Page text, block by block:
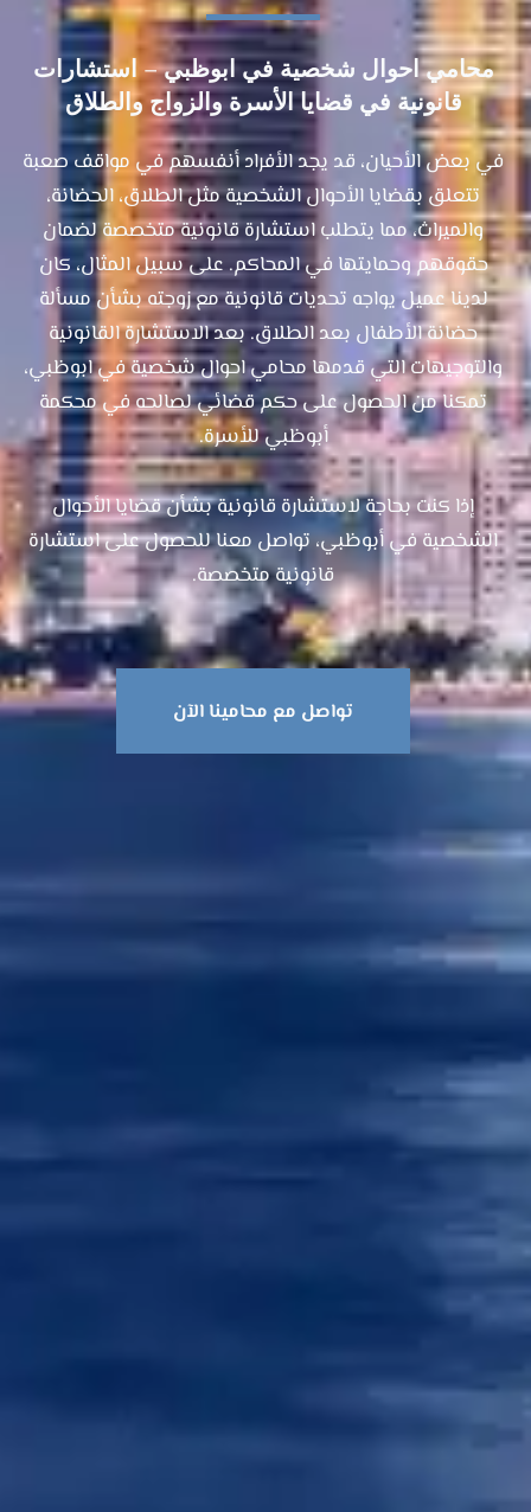
محامي احوال شخصية في ابوظبي – استشارات
قانونية في قضايا الأسرة والزواج والطلاق
في بعض الأحيان، قد يجد الأفراد أنفسهم في مواقف صعبة
تتعلق بقضايا الأحوال الشخصية مثل الطلاق، الحضانة،
والميراث، مما يتطلب استشارة قانونية متخصصة لضمان
حقوقهم وحمايتها في المحاكم. على سبيل المثال، كان
لدينا عميل يواجه تحديات قانونية مع زوجته بشأن مسألة
حضانة الأطفال بعد الطلاق. بعد الاستشارة القانونية
والتوجيهات التي قدمها محامي احوال شخصية في ابوظبي،
تمكنا من الحصول على حكم قضائي لصالحه في محكمة
أبوظبي للأسرة.
إذا كنت بحاجة لاستشارة قانونية بشأن قضايا الأحوال
الشخصية في أبوظبي، تواصل معنا للحصول على استشارة
قانونية متخصصة.
تواصل مع محامينا الآن